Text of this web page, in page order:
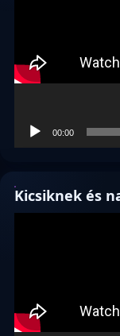
00:00
Kicsiknek és